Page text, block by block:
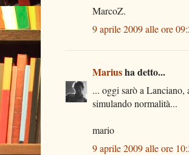
MarcoZ.
9 aprile 2009 alle ore
Mariusha detto...
... oggi sarò a Lanciano,
simulando normalità...
mario
9 aprile 2009 alle ore